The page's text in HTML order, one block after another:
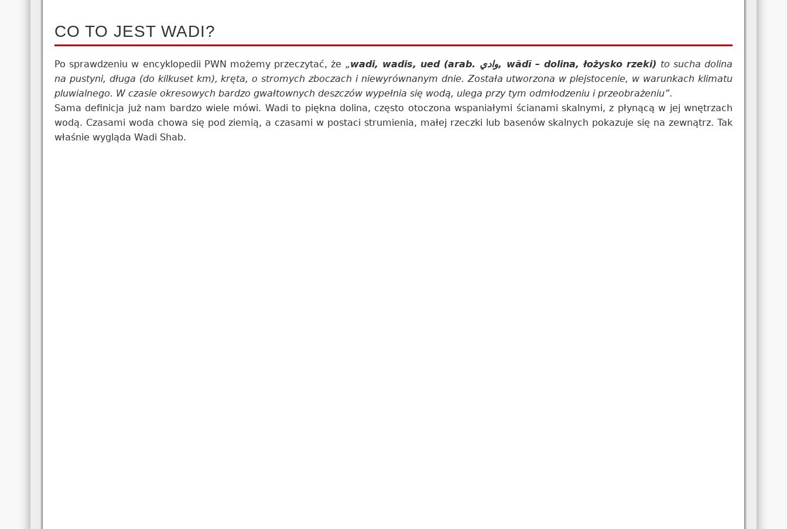
CO TO JEST WADI?
Po sprawdzeniu w encyklopedii PWN możemy przeczytać, że „ wadi, wadis, ued (arab. وادي, wādī – dolina, łożysko rzeki) to sucha dolina
na pustyni, długa (do kilkuset km), kręta, o stromych zboczach i niewyrównanym dnie. Została utworzona w plejstocenie, w warunkach klimatu
pluwialnego. W czasie okresowych bardzo gwałtownych deszczów wypełnia się wodą, ulega przy tym odmłodzeniu i przeobrażeniu”.
Sama definicja już nam bardzo wiele mówi. Wadi to piękna dolina, często otoczona wspaniałymi ścianami skalnymi, z płynącą w jej wnętrzach
wodą. Czasami woda chowa się pod ziemią, a czasami w postaci strumienia, małej rzeczki lub basenów skalnych pokazuje się na zewnątrz. Tak
właśnie wygląda Wadi Shab.